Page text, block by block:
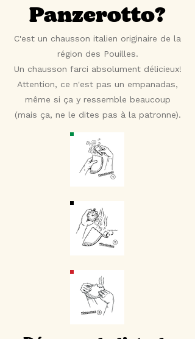
Panzerotto?
C'est un chausson italien originaire de la
région des Pouilles.
Un chausson farci absolument délicieux!
Attention, ce n'est pas un empanadas,
même si ça y ressemble beaucoup
(mais ça, ne le dites pas à la patronne).